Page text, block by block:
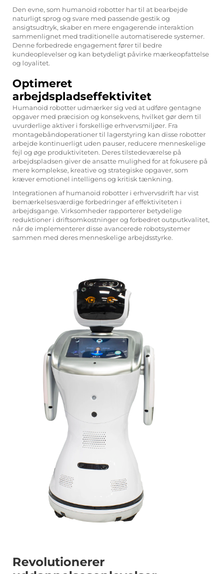
Den evne, som humanoid robotter har til at bearbejde
naturligt sprog og svare med passende gestik og
ansigtsudtryk, skaber en mere engagerende interaktion
sammenlignet med traditionelle automatiserede systemer.
Denne forbedrede engagement fører til bedre
kundeoplevelser og kan betydeligt påvirke mærkeopfattelse
og loyalitet.
Optimeret
arbejdspladseffektivitet
Humanoid robotter udmærker sig ved at udføre gentagne
opgaver med præcision og konsekvens, hvilket gør dem til
uvurderlige aktiver i forskellige erhvervsmiljøer. Fra
montagebåndoperationer til lagerstyring kan disse robotter
arbejde kontinuerligt uden pauser, reducere menneskelige
fejl og øge produktiviteten. Deres tilstedeværelse på
arbejdspladsen giver de ansatte mulighed for at fokusere på
mere komplekse, kreative og strategiske opgaver, som
kræver emotionel intelligens og kritisk tænkning.
Integrationen af humanoid robotter i erhvervsdrift har vist
bemærkelsesværdige forbedringer af effektiviteten i
arbejdsgange. Virksomheder rapporterer betydelige
reduktioner i driftsomkostninger og forbedret outputkvalitet,
når de implementerer disse avancerede robotsystemer
sammen med deres menneskelige arbejdsstyrke.
Revolutionerer